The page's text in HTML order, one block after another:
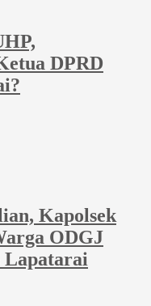
DPRD
Kapolsek
ODGJ
Lapatarai